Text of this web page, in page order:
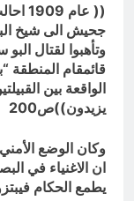
((
جحيش الى شيخ
وتأهبوا لقتال
قائمقام المنطقة
الواقعة بين
يزيدون))ص200
وكان الوضع
ان الاغنياء في
يطمع الحكام